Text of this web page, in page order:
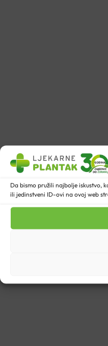
Da bismo pružili najbolje iskustvo,
ili jedinstveni ID-ovi na ovoj web